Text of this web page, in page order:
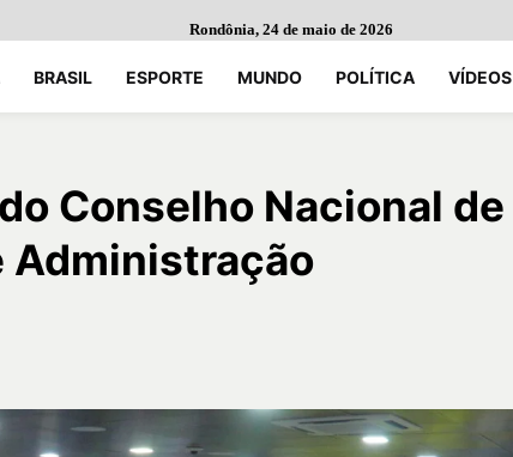
Rondônia, 24 de maio de 2026
BRASIL ESPORTE MUNDO POLÍTICA VÍDEOS
Conselho Nacional de
Administração